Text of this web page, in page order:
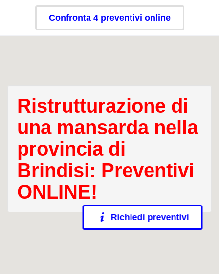
Confronta 4 preventivi online
Ristrutturazione di
una mansarda nella
provincia di
Brindisi: Preventivi
ONLINE!
Richiedi preventivi